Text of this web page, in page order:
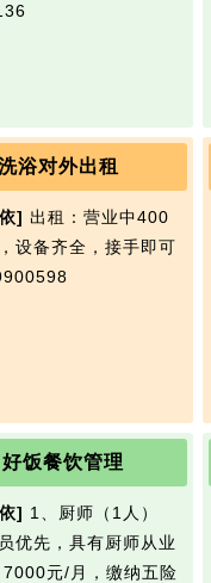
浴对外出租
] 出租：营业中400
设备齐全，接手即可
饭餐饮管理
] 1、厨师（1人）
优先，具有厨师从业
元/月，缴纳五险